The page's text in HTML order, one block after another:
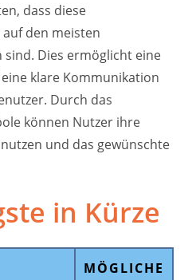
dass diese
den meisten
Dies ermöglicht eine
klare Kommunikation
Durch das
können Nutzer ihre
und das gewünschte
in Kürze
MÖGLICHE